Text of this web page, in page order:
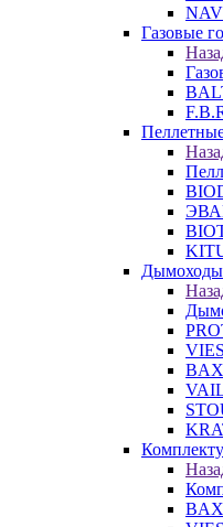
Газовые
Дымоходы